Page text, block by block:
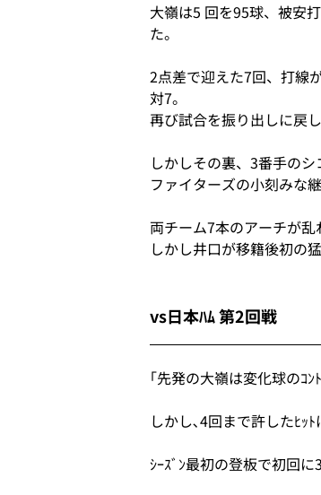
大嶺は5 回を95球、被安
た。
2点差で迎えた7回、打線
対7。
再び試合を振り出しに戻し
しかしその裏、3番手の
ファイターズの小刻みな
両チーム7本のアーチが
しかし井口が移籍後初の
vs日本ﾊﾑ 第2回戦
｢先発の大嶺は変化球のｺﾝ
しかし､4回まで許したﾋｯ
ｼｰｽﾞﾝ最初の登板で初回